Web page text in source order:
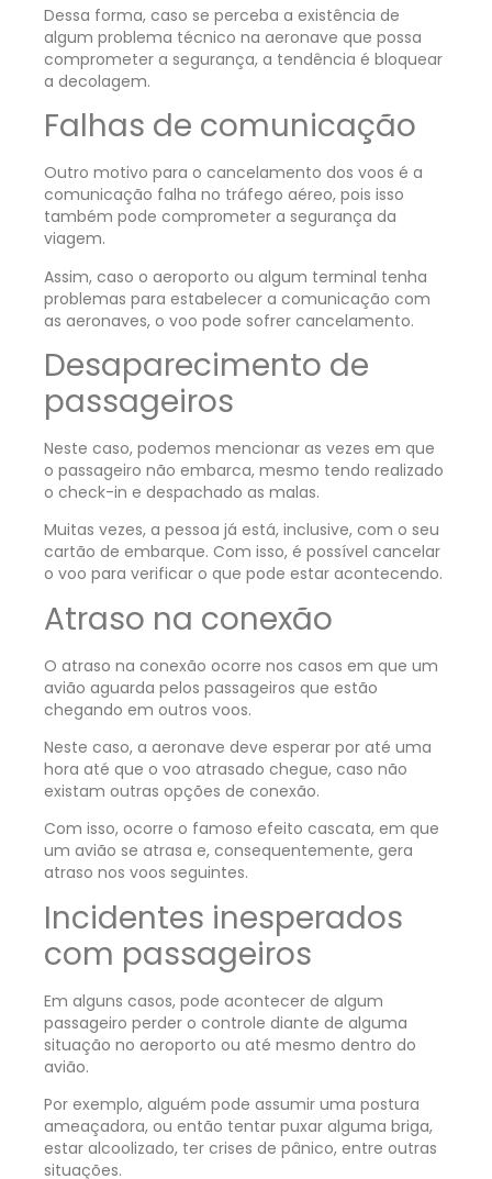
Dessa forma, caso se perceba a existência de
algum problema técnico na aeronave que possa
comprometer a segurança, a tendência é bloquear
a decolagem.
Falhas de comunicação
Outro motivo para o cancelamento dos voos é a
comunicação falha no tráfego aéreo, pois isso
também pode comprometer a segurança da
viagem.
Assim, caso o aeroporto ou algum terminal tenha
problemas para estabelecer a comunicação com
as aeronaves, o voo pode sofrer cancelamento.
Desaparecimento de
passageiros
Neste caso, podemos mencionar as vezes em que
o passageiro não embarca, mesmo tendo realizado
o check-in e despachado as malas.
Muitas vezes, a pessoa já está, inclusive, com o seu
cartão de embarque. Com isso, é possível cancelar
o voo para verificar o que pode estar acontecendo.
Atraso na conexão
O atraso na conexão ocorre nos casos em que um
avião aguarda pelos passageiros que estão
chegando em outros voos.
Neste caso, a aeronave deve esperar por até uma
hora até que o voo atrasado chegue, caso não
existam outras opções de conexão.
Com isso, ocorre o famoso efeito cascata, em que
um avião se atrasa e, consequentemente, gera
atraso nos voos seguintes.
Incidentes inesperados
com passageiros
Em alguns casos, pode acontecer de algum
passageiro perder o controle diante de alguma
situação no aeroporto ou até mesmo dentro do
avião.
Por exemplo, alguém pode assumir uma postura
ameaçadora, ou então tentar puxar alguma briga,
estar alcoolizado, ter crises de pânico, entre outras
situações.